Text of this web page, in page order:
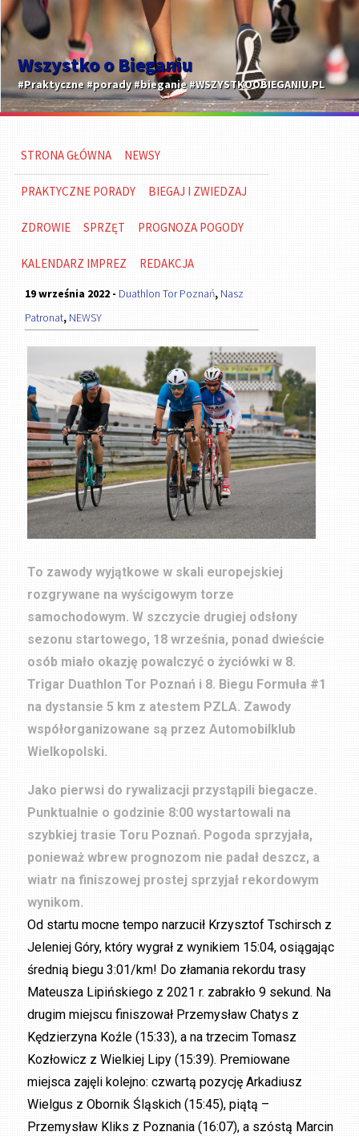
Wszystko o Bieganiu
#Praktyczne #porady #bieganie #WSZYSTKOOBIEGANIU.PL
STRONA GŁÓWNA NEWSY
PRAKTYCZNE PORADY BIEGAJ I ZWIEDZAJ
ZDROWIE SPRZĘT PROGNOZA POGODY
KALENDARZ IMPREZ REDAKCJA
19 września 2022 - Duathlon Tor Poznań, Nasz
Patronat, NEWSY
To zawody wyjątkowe w skali europejskiej
rozgrywane na wyścigowym torze
samochodowym. W szczycie drugiej odsłony
sezonu startowego, 18 września, ponad dwieście
osób miało okazję powalczyć o życiówki w 8.
Trigar Duathlon Tor Poznań i 8. Biegu Formuła #1
na dystansie 5 km z atestem PZLA. Zawody
współorganizowane są przez Automobilklub
Wielkopolski.
Jako pierwsi do rywalizacji przystąpili biegacze.
Punktualnie o godzinie 8:00 wystartowali na
szybkiej trasie Toru Poznań. Pogoda sprzyjała,
ponieważ wbrew prognozom nie padał deszcz, a
wiatr na finiszowej prostej sprzyjał rekordowym
wynikom.
Od startu mocne tempo narzucił Krzysztof Tschirsch z
Jeleniej Góry, który wygrał z wynikiem 15:04, osiągając
średnią biegu 3:01/km! Do złamania rekordu trasy
Mateusza Lipińskiego z 2021 r. zabrakło 9 sekund. Na
drugim miejscu finiszował Przemysław Chatys z
Kędzierzyna Koźle (15:33), a na trzecim Tomasz
Kozłowicz z Wielkiej Lipy (15:39). Premiowane
miejsca zajęli kolejno: czwartą pozycję Arkadiusz
Wielgus z Obornik Śląskich (15:45), piątą –
Przemysław Kliks z Poznania (16:07), a szóstą Marcin